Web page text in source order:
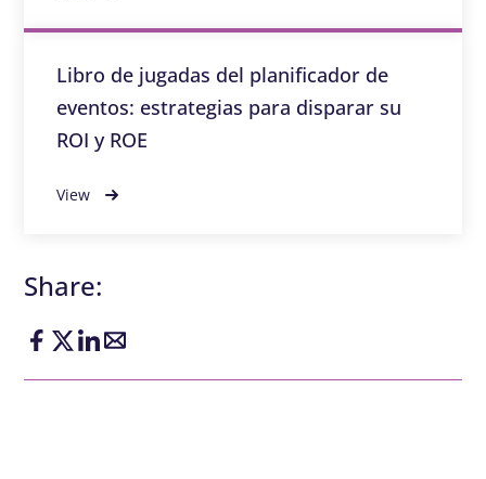
Libro de jugadas del planificador de
eventos: estrategias para disparar su
ROI y ROE
View
Share: